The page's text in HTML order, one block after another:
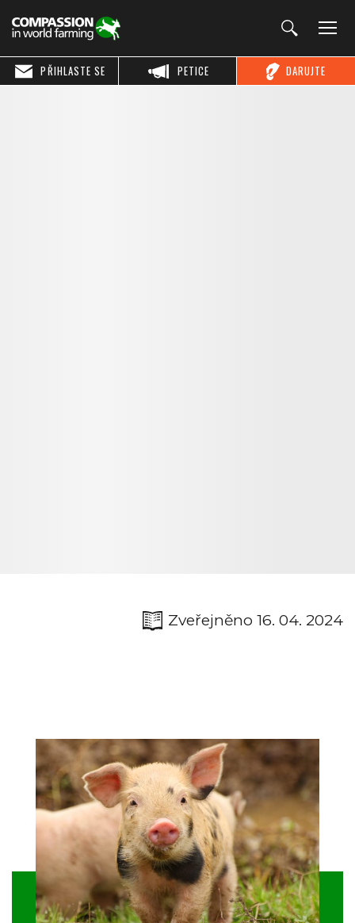
DARUJTE
PETICE
PŘIHLASTE SE
Zveřejněno 16. 04. 2024